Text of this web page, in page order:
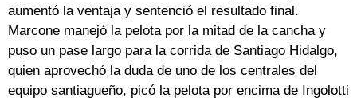
aumentó la ventaja y sentenció el resultado final.
Marcone manejó la pelota por la mitad de la cancha y
puso un pase largo para la corrida de Santiago Hidalgo,
quien aprovechó la duda de uno de los centrales del
equipo santiagueño, picó la pelota por encima de Ingolotti